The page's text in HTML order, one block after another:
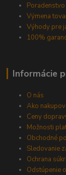
Výmena
Výhody pre
100%
Informácie
O nás
Ako
Ceny
Možnosti
Obchodné
Sledovanie
Ochrana
Odstúpenie